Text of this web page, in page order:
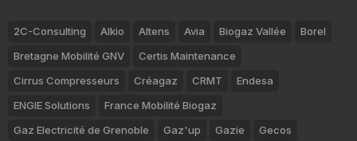
2C-Consulting Alkio Altens Avia Biogaz Vallée
Borel
Bretagne Mobilité GNV
Certis Maintenance
Cirrus Compresseurs
Créagaz CRMT
Endesa
ENGIE Solutions
France Mobilité Biogaz
Gaz Electricité de Grenoble
Gaz'up Gazie
Gecos